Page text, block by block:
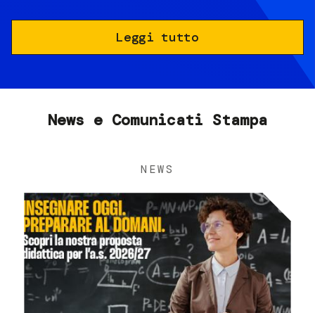
Leggi tutto
News e Comunicati Stampa
NEWS